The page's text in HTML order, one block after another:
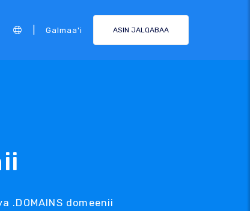
Galmaa'i ASIN JALQABAA
.DOMAINS domeenii